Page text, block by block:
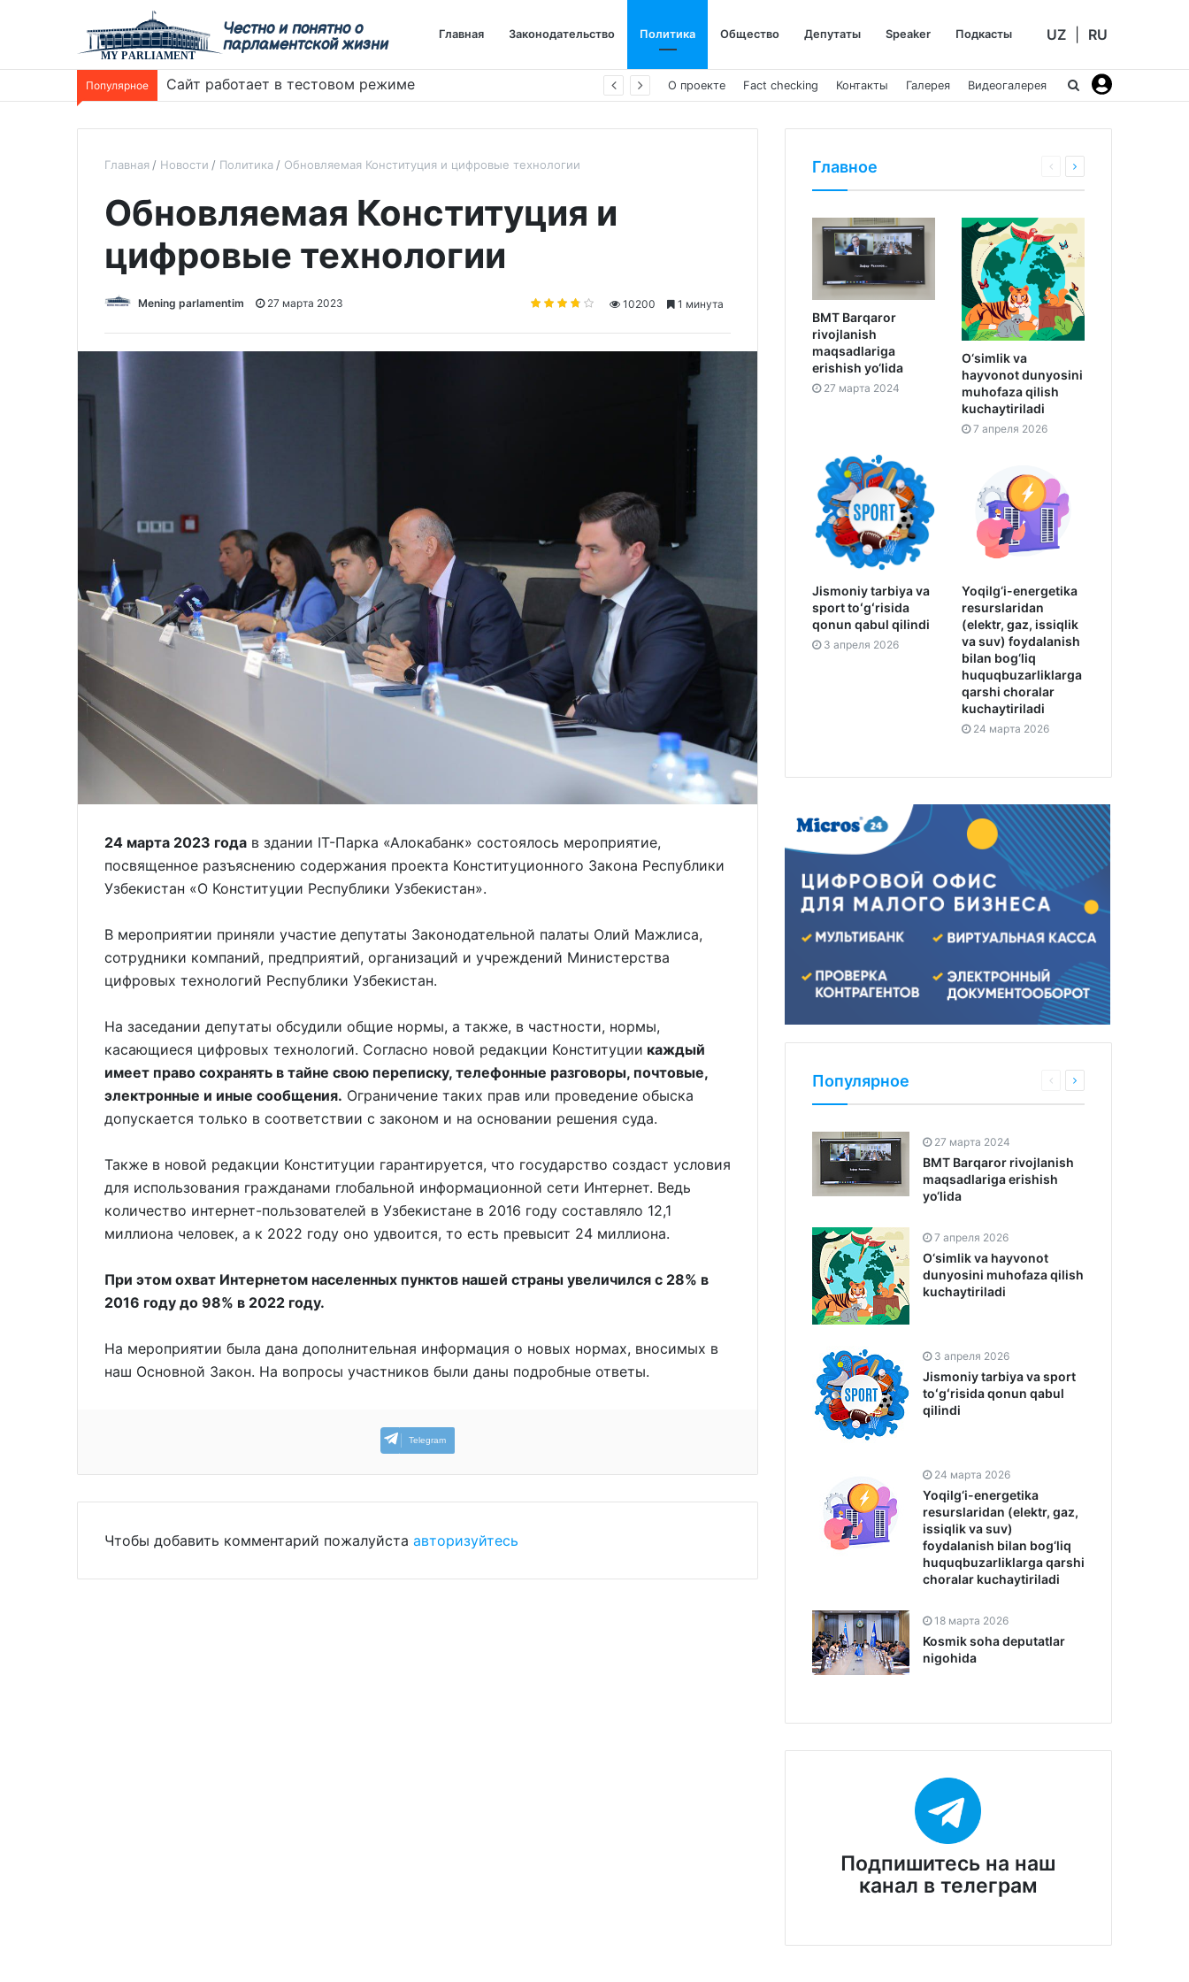
Честно и понятно о
парламентской жизни
UZ RU
Главная Законодательство Политика Общество Депутаты Speaker Подкасты
Популярное Сайт работает в тестовом режиме О проекте Fact checking Контакты Галерея Видеогалерея
Главная Новости Политика Обновляемая Конституция и цифровые технологии
Обновляемая Конституция и
цифровые технологии
Mening parlamentim 27 марта 2023 10200 1 минута
24 марта 2023 года в здании IT-Парка «Алокабанк» состоялось мероприятие,
посвященное разъяснению содержания проекта Конституционного Закона Республики
Узбекистан «О Конституции Республики Узбекистан».
В мероприятии приняли участие депутаты Законодательной палаты Олий Мажлиса,
сотрудники компаний, предприятий, организаций и учреждений Министерства
цифровых технологий Республики Узбекистан.
На заседании депутаты обсудили общие нормы, а также, в частности, нормы,
касающиеся цифровых технологий. Согласно новой редакции Конституции каждый
имеет право сохранять в тайне свою переписку, телефонные разговоры, почтовые,
электронные и иные сообщения. Ограничение таких прав или проведение обыска
допускается только в соответствии с законом и на основании решения суда.
Также в новой редакции Конституции гарантируется, что государство создаст условия
для использования гражданами глобальной информационной сети Интернет. Ведь
количество интернет-пользователей в Узбекистане в 2016 году составляло 12,1
миллиона человек, а к 2022 году оно удвоится, то есть превысит 24 миллиона.
При этом охват Интернетом населенных пунктов нашей страны увеличился с 28% в
2016 году до 98% в 2022 году.
На мероприятии была дана дополнительная информация о новых нормах, вносимых в
наш Основной Закон. На вопросы участников были даны подробные ответы.
Telegram
Чтобы добавить комментарий пожалуйста авторизуйтесь
Главное
BMT Barqaror
rivojlanish
maqsadlariga
erishish yo‘lida
27 марта 2024
O‘simlik va
hayvonot dunyosini
muhofaza qilish
kuchaytiriladi
7 апреля 2026
Jismoniy tarbiya va
sport toʻgʻrisida
qonun qabul qilindi
3 апреля 2026
Yoqilg‘i-energetika
resurslaridan
(elektr, gaz, issiqlik
va suv) foydalanish
bilan bog‘liq
huquqbuzarliklarga
qarshi choralar
kuchaytiriladi
24 марта 2026
Популярное
27 марта 2024
BMT Barqaror rivojlanish
maqsadlariga erishish
yo‘lida
7 апреля 2026
O‘simlik va hayvonot
dunyosini muhofaza qilish
kuchaytiriladi
3 апреля 2026
Jismoniy tarbiya va sport
toʻgʻrisida qonun qabul
qilindi
24 марта 2026
Yoqilg‘i-energetika
resurslaridan (elektr, gaz,
issiqlik va suv)
foydalanish bilan bog‘liq
huquqbuzarliklarga qarshi
choralar kuchaytiriladi
18 марта 2026
Kosmik soha deputatlar
nigohida
Подпишитесь на наш
канал в телеграм